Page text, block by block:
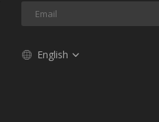
English